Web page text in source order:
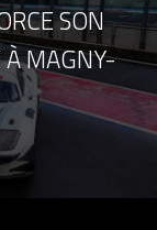
SON
À MAGNY-